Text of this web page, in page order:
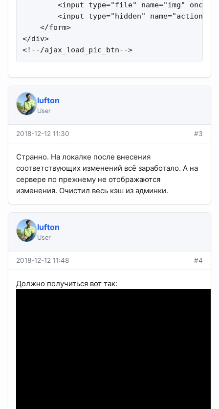
<input type="file" name="img"
<input type="hidden" name="action"
    </form>
</div>
<!--/ajax_load_pic_btn-->
lufton
User
2018-12-12 11:30 #3
Странно. На локалке после внесения
соответствующих изменений всё заработало. А на
сервере по прежнему не отображаются
изменения. Очистил весь кэш из админки.
lufton
User
2018-12-12 11:48 #4
Должно получиться вот так: